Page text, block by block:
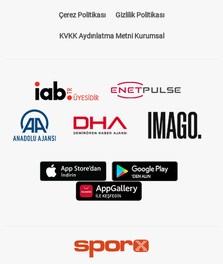
Çerez Politikası Gizlilik Politikası
KVKK Aydınlatma Metni Kurumsal